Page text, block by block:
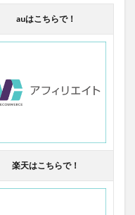
auはこちらで！
楽天はこちらで！